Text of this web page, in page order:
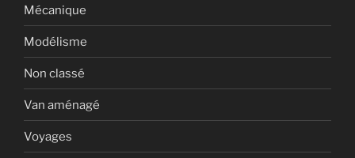
Mécanique
Modélisme
Non classé
Van aménagé
Voyages